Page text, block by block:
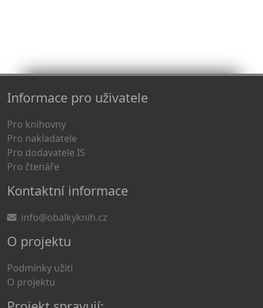
Informace pro uživatele
Pro knihovny
Pro nakladatele
Pro dodavatele IS
Pro čtenáře
Kontaktní informace
info@obalkyknih.cz
O projektu
Podmínky užití
O projektu